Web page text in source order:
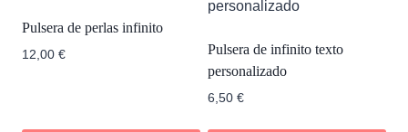
Pulsera de perlas infinito
12,00 €
Pulsera de infinito texto
personalizado
6,50 €